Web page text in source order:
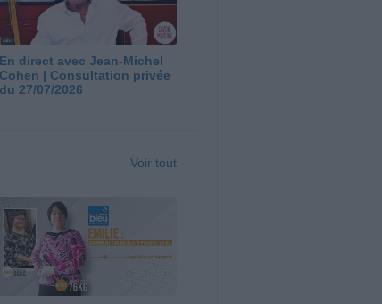
En direct avec Jean-Michel
Cohen | Consultation privée
du 27/07/2026
Voir tout